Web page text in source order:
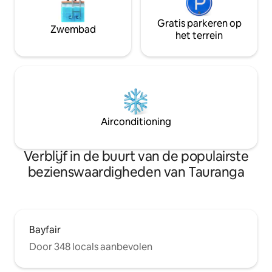
Zwembad
Gratis parkeren op
het terrein
Airconditioning
Verblijf in de buurt van de populairste
bezienswaardigheden van Tauranga
Bayfair
Door 348 locals aanbevolen